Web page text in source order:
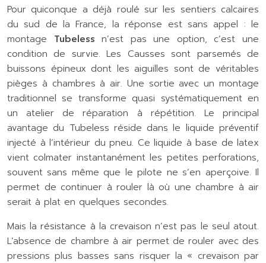
Pour quiconque a déjà roulé sur les sentiers calcaires
du sud de la France, la réponse est sans appel : le
montage Tubeless n’est pas une option, c’est une
condition de survie. Les Causses sont parsemés de
buissons épineux dont les aiguilles sont de véritables
pièges à chambres à air. Une sortie avec un montage
traditionnel se transforme quasi systématiquement en
un atelier de réparation à répétition. Le principal
avantage du Tubeless réside dans le liquide préventif
injecté à l’intérieur du pneu. Ce liquide à base de latex
vient colmater instantanément les petites perforations,
souvent sans même que le pilote ne s’en aperçoive. Il
permet de continuer à rouler là où une chambre à air
serait à plat en quelques secondes.
Mais la résistance à la crevaison n’est pas le seul atout.
L’absence de chambre à air permet de rouler avec des
pressions plus basses sans risquer la « crevaison par